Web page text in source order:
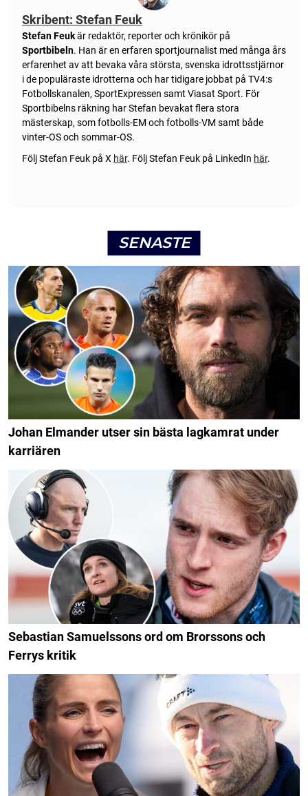
Skribent: Stefan Feuk
Stefan Feukär redaktör, reporter och krönikör på
Sportbibeln. Han är en erfaren sportjournalist med många års
erfarenhet av att bevaka våra största, svenska idrottsstjärnor
i de populäraste idrotterna och har tidigare jobbat på TV4:s
Fotbollskanalen, SportExpressen samt Viasat Sport. För
Sportbibelns räkning har Stefan bevakat flera stora
mästerskap, som fotbolls-EM och fotbolls-VM samt både
vinter-OS och sommar-OS.
Följ Stefan Feuk på X här. Följ Stefan Feuk på LinkedIn här.
SENASTE
Johan Elmander utser sin bästa lagkamrat under
karriären
Sebastian Samuelssons ord om Brorssons och
Ferrys kritik